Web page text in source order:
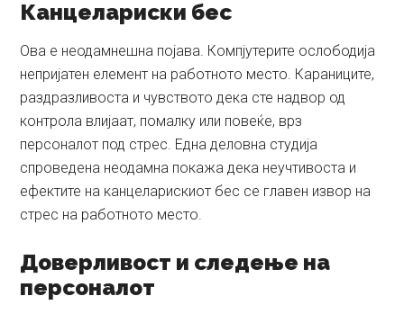
Канцелариски бес
Ова е неодамнешна појава. Компјутерите ослободија
непријатен елемент на работното место. Караниците,
раздразливоста и чувството дека сте надвор од
контрола влијаат, помалку или повеќе, врз
персоналот под стрес. Една деловна студија
спроведена неодамна покажа дека неучтивоста и
ефектите на канцеларискиот бес се главен извор на
стрес на работното место.
Доверливост и следење на
персоналот